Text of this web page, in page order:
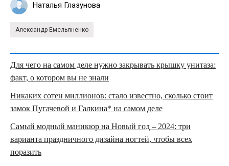
Наталья Глазунова
Александр Емельяненко
Для чего на самом деле нужно закрывать крышку унитаза:
факт, о котором вы не знали
Никаких сотен миллионов: стало известно, сколько стоит
замок Пугачевой и Галкина* на самом деле
Самый модный маникюр на Новый год – 2024: три
варианта праздничного дизайна ногтей, чтобы всех
поразить